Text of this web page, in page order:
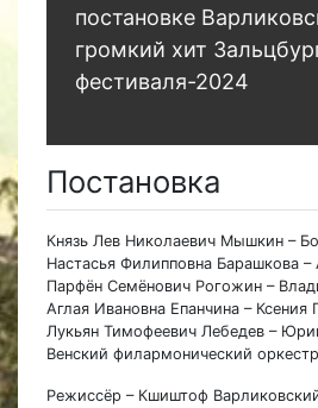
постановке
громкий хит
фестиваля-2024
Постановка
Князь Лев Николаевич Мышкин –
Настасья Филипповна Барашкова
Парфён Семёнович Рогожин –
Аглая Ивановна Епанчина –
Лукьян Тимофеевич Лебедев –
Венский филармонический
Режиссёр – Кшиштоф